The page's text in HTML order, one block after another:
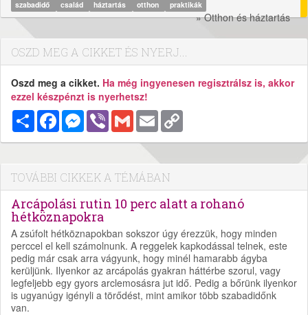
szabadidő család háztartás otthon praktikák
» Otthon és háztartás
OSZD MEG A CIKKET ÉS NYERJ...
Oszd meg a cikket. Ha még ingyenesen regisztrálsz is, akkor
ezzel készpénzt is nyerhetsz!
MegosztásFacebookMessenger
Viber Gmail Email
TOVÁBBI CIKKEK A TÉMÁBAN
Arcápolási rutin 10 perc alatt a rohanó
hétköznapokra
A zsúfolt hétköznapokban sokszor úgy érezzük, hogy minden
perccel el kell számolnunk. A reggelek kapkodással telnek, este
pedig már csak arra vágyunk, hogy minél hamarabb ágyba
kerüljünk. Ilyenkor az arcápolás gyakran háttérbe szorul, vagy
legfeljebb egy gyors arclemosásra jut idő. Pedig a bőrünk ilyenkor
is ugyanúgy igényli a törődést, mint amikor több szabadidőnk
van.